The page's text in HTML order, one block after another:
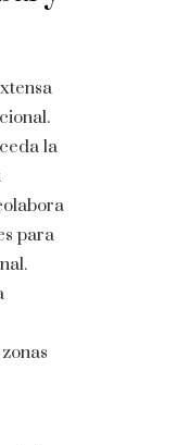
la
para